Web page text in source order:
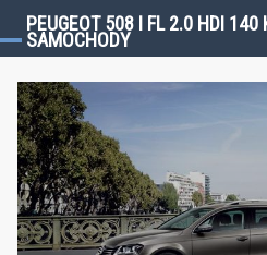
PEUGEOT 508 I FL 2.0 HDI 140
SAMOCHODY